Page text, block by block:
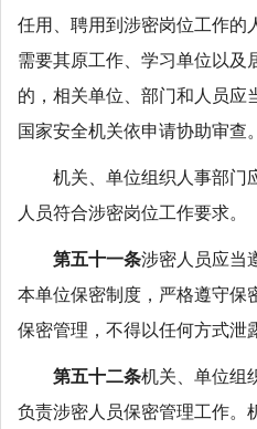
任用、聘用到涉密岗位工作的
需要其原工作、学习单位以及
的，相关单位、部门和人员应
国家安全机关依申请协助审查。
机关、单位组织人事部门
人员符合涉密岗位工作要求。
第五十一条涉密人员应当
本单位保密制度，严格遵守保
保密管理，不得以任何方式泄
第五十二条机关、单位组
负责涉密人员保密管理工作。